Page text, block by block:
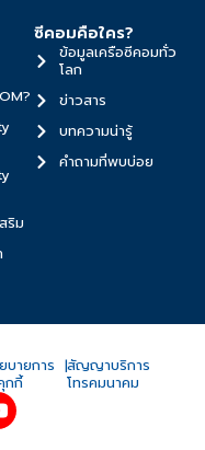
ริม
ซีคอมคือใคร?
ข้อมูลเครือซีคอมทั่ว
โลก
ข่าวสาร
บทความน่ารู้
คำถามที่พบบ่อย
บายการ
กกี้
|สัญญาบริการ
โทรคมนาคม